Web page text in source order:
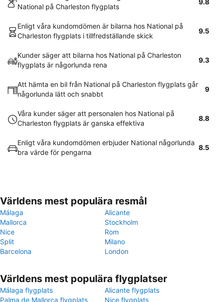
National på Charleston flygplats
9.8
Enligt våra kundomdömen är bilarna hos National på
Charleston flygplats i tillfredställande skick
9.5
Kunder säger att bilarna hos National på Charleston
flygplats är någorlunda rena
9.3
Att hämta en bil från National på Charleston flygplats går
någorlunda lätt och snabbt
9
Våra kunder säger att personalen hos National på
Charleston flygplats är ganska effektiva
8.8
Enligt våra kundomdömen erbjuder National någorlunda
bra värde för pengarna
8.5
Världens mest populära resmål
Málaga
Alicante
Mallorca
Stockholm
Nice
Rom
Split
Milano
Barcelona
London
Världens mest populära flygplatser
Málaga flygplats
Alicante flygplats
Palma de Mallorca flygplats
Nice flygplats